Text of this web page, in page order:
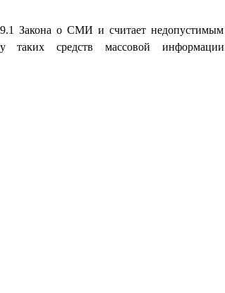
Закона о СМИ и считает недопустимым
таких средств массовой информации